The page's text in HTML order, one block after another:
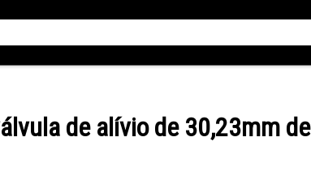
de alívio de 30,23mm de